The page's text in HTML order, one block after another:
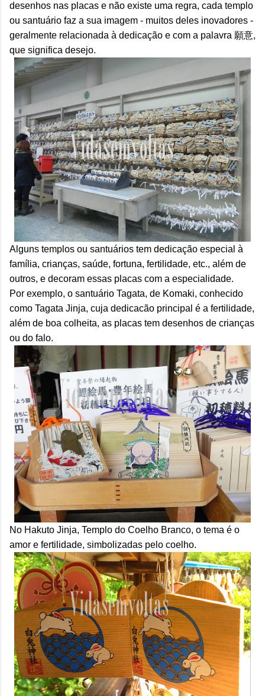
desenhos nas placas e não existe uma regra, cada templo
ou santuário faz a sua imagem - muitos deles inovadores -
geralmente relacionada à dedicação e com a palavra 願意,
que significa desejo.
Alguns templos ou santuários tem dedicação especial à
família, crianças, saúde, fortuna, fertilidade, etc., além de
outros, e decoram essas placas com a especialidade.
Por exemplo, o santuário Tagata, de Komaki, conhecido
como Tagata Jinja, cuja dedicacão principal é a fertilidade,
além de boa colheita, as placas tem desenhos de crianças
ou do falo.
No Hakuto Jinja, Templo do Coelho Branco, o tema é o
amor e fertilidade, simbolizadas pelo coelho.